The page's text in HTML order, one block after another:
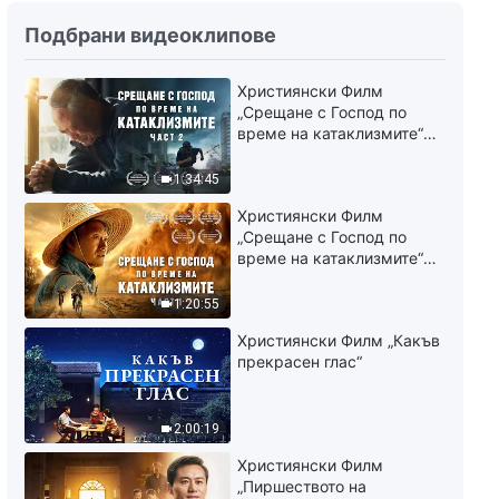
3:22
Християнска Песен „Цялото
човечество трябва да почита
5:04
Християнска Песен „Божията
смиреност е толкова
обичлива“
4:02
Християнска Песен
„Единственото Божие желание
на земята“
5:04
Християнска Песен „Само
чрез страдание и
облагородяване можеш да
бъдеш усъвършенстван от
Бог“
Подбрани видеоклипове
1:34:45
Християнски Филм
„Срещане с Господ по
време на катаклизмите“
1:20:55
Християнски Филм
„Срещане с Господ по
време на катаклизмите“
2:00:19
Християнски Филм „Какъв
прекрасен глас“
Християнски Филм
„Пиршеството на